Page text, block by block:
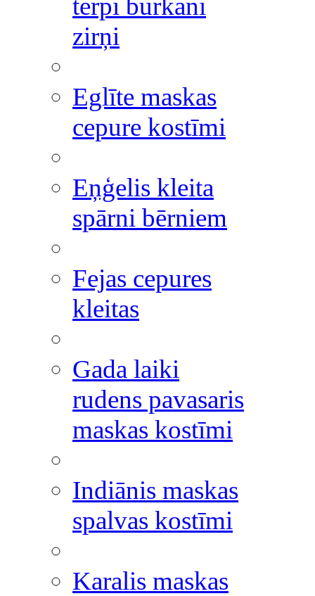
tērpi burkāni
zirņi
Eglīte maskas
cepure kostīmi
Eņģelis kleita
spārni bērniem
Fejas cepures
kleitas
Gada laiki
rudens pavasaris
maskas kostīmi
Indiānis maskas
spalvas kostīmi
Karalis maskas